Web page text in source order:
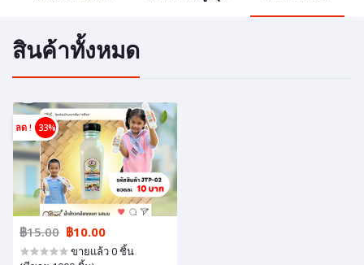
สินค้าทั้งหมด
ลด ! 33%
฿15.00 ฿10.00
ขายแล้ว 0 ชิ้น